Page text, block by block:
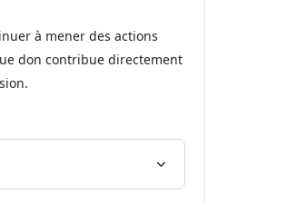
à mener des actions
don contribue directement